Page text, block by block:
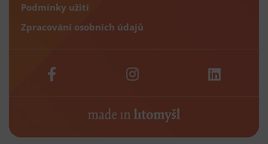
Podmínky užití
Zpracování osobních údajů